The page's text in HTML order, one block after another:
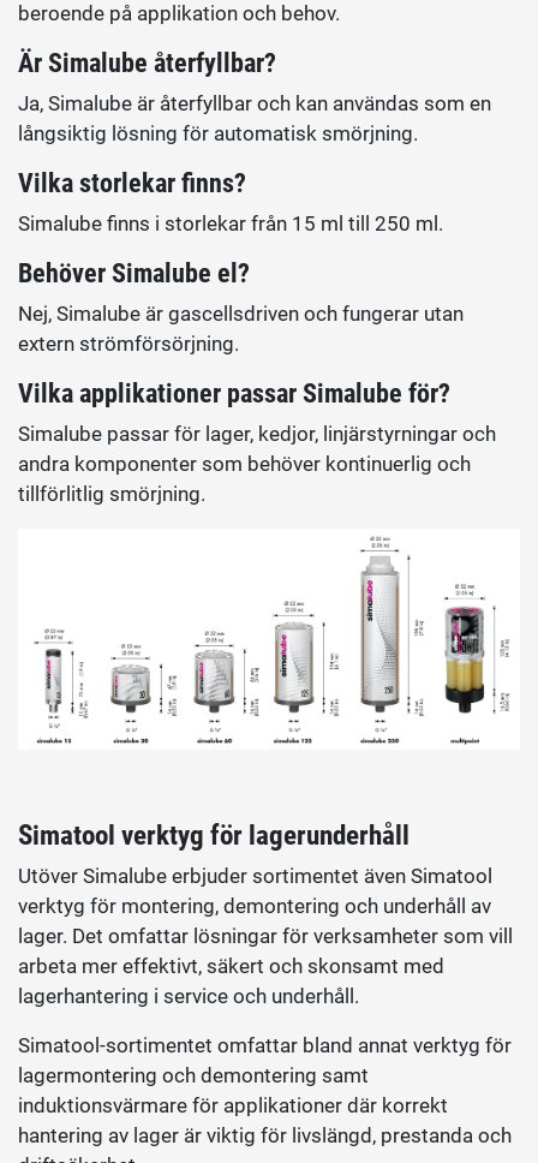
beroende på applikation och behov.
Är Simalube återfyllbar?
Ja, Simalube är återfyllbar och kan användas som en
långsiktig lösning för automatisk smörjning.
Vilka storlekar finns?
Simalube finns i storlekar från 15 ml till 250 ml.
Behöver Simalube el?
Nej, Simalube är gascellsdriven och fungerar utan
extern strömförsörjning.
Vilka applikationer passar Simalube för?
Simalube passar för lager, kedjor, linjärstyrningar och
andra komponenter som behöver kontinuerlig och
tillförlitlig smörjning.
Simatool verktyg för lagerunderhåll
Utöver Simalube erbjuder sortimentet även Simatool
verktyg för montering, demontering och underhåll av
lager. Det omfattar lösningar för verksamheter som vill
arbeta mer effektivt, säkert och skonsamt med
lagerhantering i service och underhåll.
Simatool-sortimentet omfattar bland annat verktyg för
lagermontering och demontering samt
induktionsvärmare för applikationer där korrekt
hantering av lager är viktig för livslängd, prestanda och